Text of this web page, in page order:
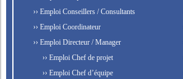
›› Emploi Conseillers / Consultants
›› Emploi Coordinateur
›› Emploi Directeur / Manager
›› Emploi Chef de projet
›› Emploi Chef d’équipe